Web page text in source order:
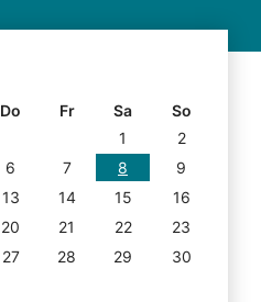
Do Fr Sa
So
1
2
6 7 8
9
13 14 15
16
20 21 22
23
27 28 29
30